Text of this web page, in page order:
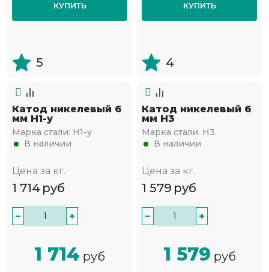
КУПИТЬ
5
КУПИТЬ
4
Катод никелевый 6
мм Н1-у
Марка стали: Н1-у
В наличии
Цена за кг.
1 714 руб
− +
1 714 руб
Катод никелевый 6
мм Н3
Марка стали: Н3
В наличии
Цена за кг.
1 579 руб
− +
1 579 руб